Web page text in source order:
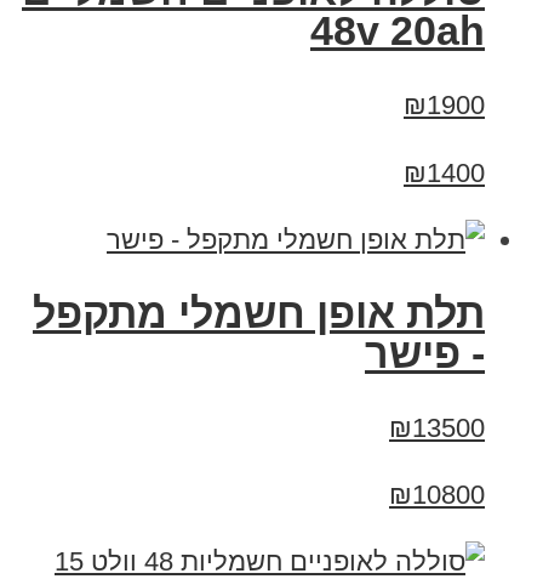
48v 20ah
₪1900
₪1400
תלת אופן חשמלי מתקפל
- פישר
₪13500
₪10800